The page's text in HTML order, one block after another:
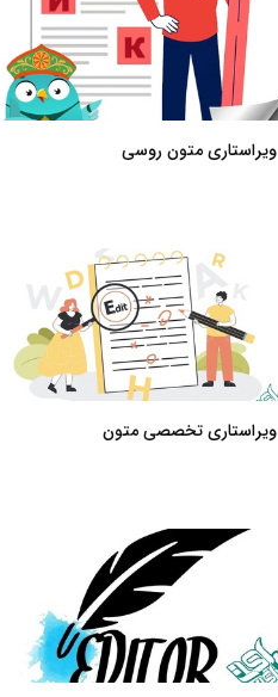
ویراستاری متون روسی
ویراستاری تخصصی متون